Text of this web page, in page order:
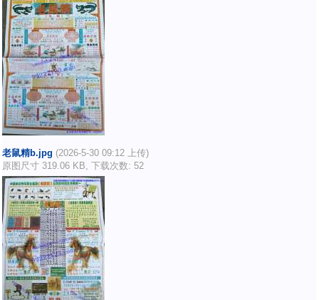
老鼠精b.jpg (2026-5-30 09:12 上传)
原图尺寸 319.06 KB, 下载次数: 52